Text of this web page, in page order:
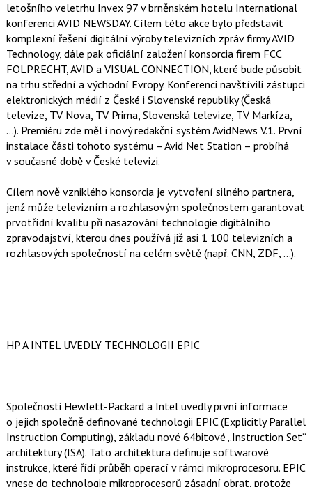
letošního veletrhu Invex 97 v brněnském hotelu International
konferenci AVID NEWSDAY. Cílem této akce bylo představit
komplexní řešení digitální výroby televizních zpráv firmy AVID
Technology, dále pak oficiální založení konsorcia firem FCC
FOLPRECHT, AVID a VISUAL CONNECTION, které bude působit
na trhu střední a východní Evropy. Konferenci navštívili zástupci
elektronických médií z České i Slovenské republiky (Česká
televize, TV Nova, TV Prima, Slovenská televize, TV Markíza,
…). Premiéru zde měl i nový redakční systém AvidNews V.1. První
instalace části tohoto systému – Avid Net Station – probíhá
v současné době v České televizi.
Cílem nově vzniklého konsorcia je vytvoření silného partnera,
jenž může televizním a rozhlasovým společnostem garantovat
prvotřídní kvalitu při nasazování technologie digitálního
zpravodajství, kterou dnes používá již asi 1 100 televizních a
rozhlasových společností na celém světě (např. CNN, ZDF, …).
HP A INTEL UVEDLY TECHNOLOGII EPIC
Společnosti Hewlett-Packard a Intel uvedly první informace
o jejich společně definované technologii EPIC (Explicitly Parallel
Instruction Computing), základu nové 64bitové „Instruction Set“
architektury (ISA). Tato architektura definuje softwarové
instrukce, které řídí průběh operací v rámci mikroprocesoru. EPIC
vnese do technologie mikroprocesorů zásadní obrat, protože